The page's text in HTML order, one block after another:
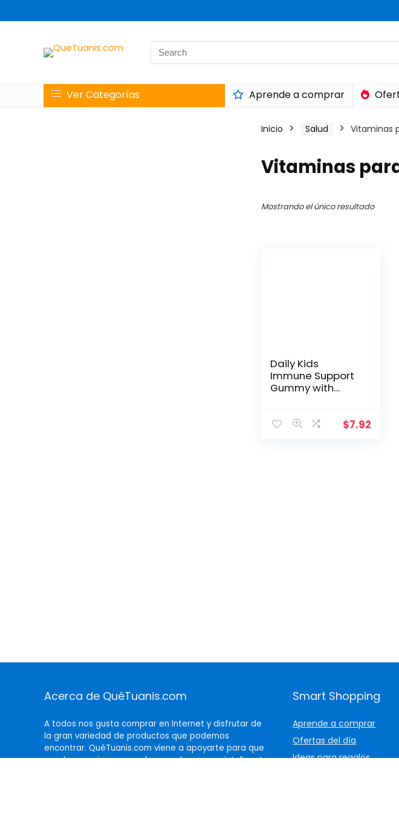
Search
for:
Ver Categorías Aprende a comprar
Inicio Salud Vitaminas
Vitaminas
Mostrando el único resultado
Daily Kids
Immune Support
Gummy with
Childrens Immune
$7.92
Acerca de QuéTuanis.com
A todos nos gusta comprar en Internet y disfrutar de
la gran variedad de productos que podemos
encontrar. QuéTuanis.com viene a apoyarte para que
puedas seguir comprando pero de manera inteligente,
Smart Shopping
Aprende a comprar
Ofertas del día
Ideas para regalos